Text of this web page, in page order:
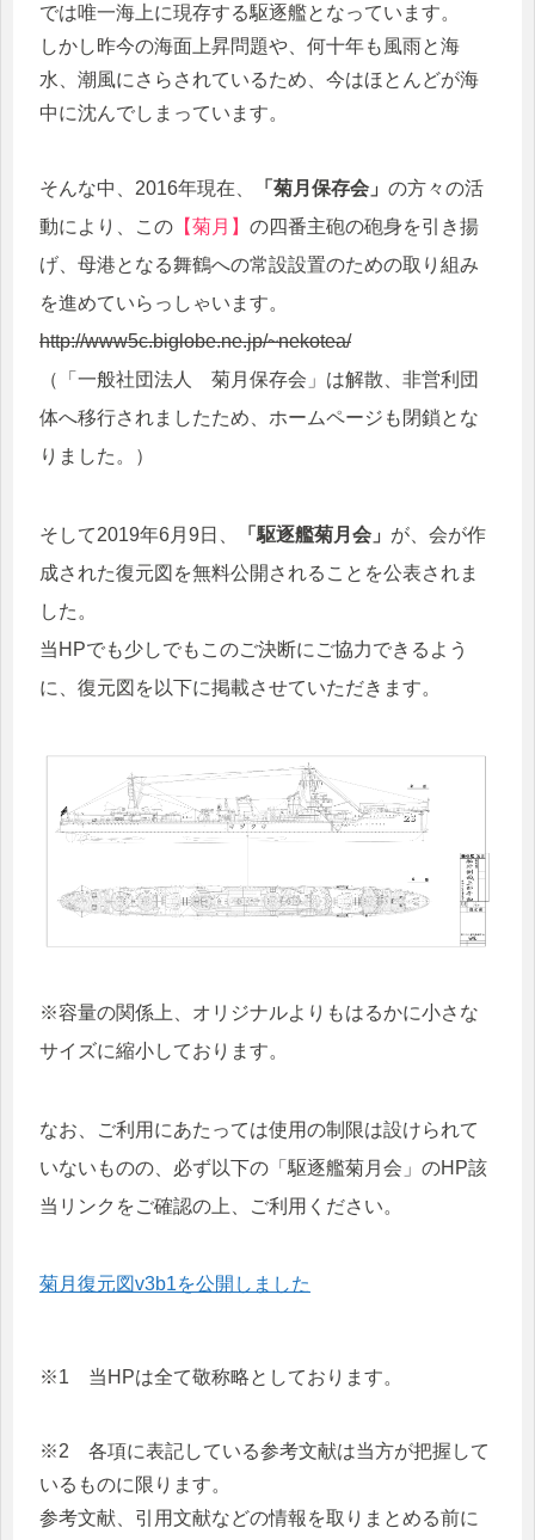
では唯一海上に現存する駆逐艦となっています。
しかし昨今の海面上昇問題や、何十年も風雨と海
水、潮風にさらされているため、今はほとんどが海
中に沈んでしまっています。
そんな中、2016年現在、 「菊月保存会」 の方々の活
動により、この 【菊月】 の四番主砲の砲身を引き揚
げ、母港となる舞鶴への常設設置のための取り組み
を進めていらっしゃいます。
http://www5c.biglobe.ne.jp/~nekotea/
（「一般社団法人 菊月保存会」は解散、非営利団
体へ移行されましたため、ホームページも閉鎖とな
りました。）
そして2019年6月9日、 「駆逐艦菊月会」 が、会が作
成された復元図を無料公開されることを公表されま
した。
当HPでも少しでもこのご決断にご協力できるよう
に、復元図を以下に掲載させていただきます。
※容量の関係上、オリジナルよりもはるかに小さな
サイズに縮小しております。
なお、ご利用にあたっては使用の制限は設けられて
いないものの、必ず以下の「駆逐艦菊月会」のHP該
当リンクをご確認の上、ご利用ください。
菊月復元図v3b1を公開しました
※1 当HPは全て敬称略としております。
※2 各項に表記している参考文献は当方が把握して
いるものに限ります。
参考文献、引用文献などの情報を取りまとめる前に